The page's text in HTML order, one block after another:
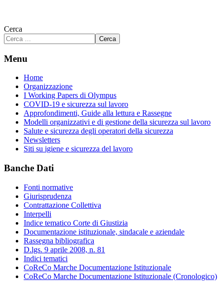
Cerca
Cerca
Menu
Home
Organizzazione
I Working Papers di Olympus
COVID-19 e sicurezza sul lavoro
Approfondimenti, Guide alla lettura e Rassegne
Modelli organizzativi e di gestione della sicurezza sul lavoro
Salute e sicurezza degli operatori della sicurezza
Newsletters
Siti su igiene e sicurezza del lavoro
Banche Dati
Fonti normative
Giurisprudenza
Contrattazione Collettiva
Interpelli
Indice tematico Corte di Giustizia
Documentazione istituzionale, sindacale e aziendale
Rassegna bibliografica
D.lgs. 9 aprile 2008, n. 81
Indici tematici
CoReCo Marche Documentazione Istituzionale
CoReCo Marche Documentazione Istituzionale (Cronologico)